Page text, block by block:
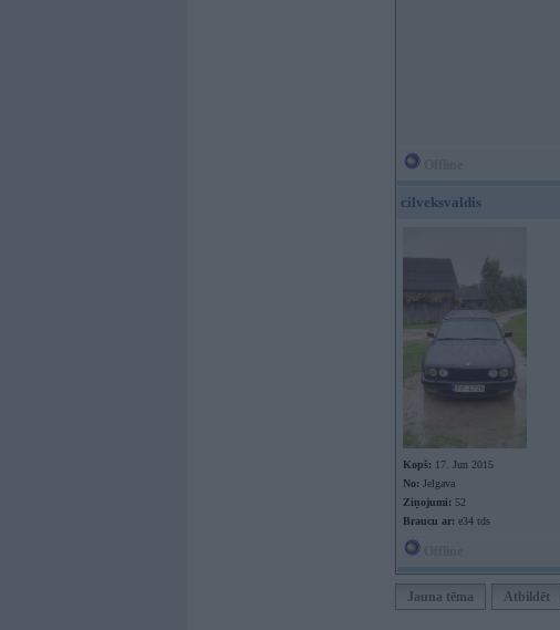
cilveksvaldis
Kopš: 17. Jun 2015
No: Jelgava
Ziņojumi: 52
Braucu ar: e34 tds
Jauna tēma Atbildēt